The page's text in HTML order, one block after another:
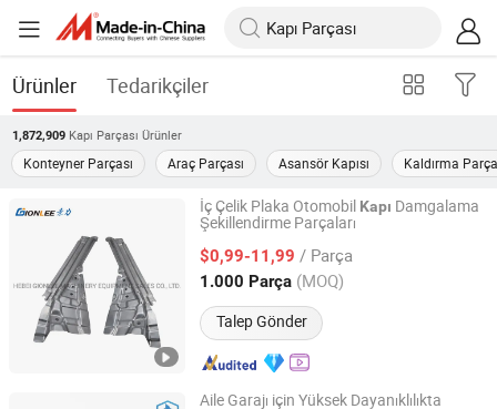
Ürünler Tedarikçiler
1,872,909 Kapı Parçası Ürünler
Konteyner Parçası Araç Parçası Asansör Kapısı Kaldırma
İç Çelik Plaka Otomobil Kapı Damgalama
Şekillendirme Parçaları
$0,99-11,99 / Parça
1.000 Parça (MOQ)
Talep Gönder
HEBEI GIONLEE MACHINERY EQUIPMENT SALES CO.,
Hebei, China Fiyat 2019
Aile Garajı için Yüksek Dayanıklılıkta